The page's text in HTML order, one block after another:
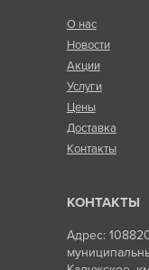
О нас
Новости
Акции
Услуги
Цены
Доставка
Контакты
КОНТАКТЫ
Адрес: